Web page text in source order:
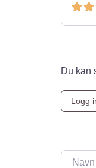
Du kan
Logg
Navn